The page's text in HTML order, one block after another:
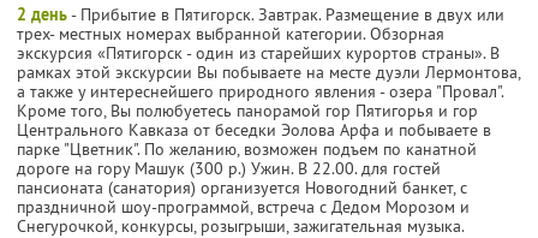
2 день- Прибытие в Пятигорск. Завтрак. Размещение в двух или
трех- местных номерах выбранной категории. Обзорная
экскурсия «Пятигорск - один из старейших курортов страны». В
рамках этой экскурсии Вы побываете на месте дуэли Лермонтова,
а также у интереснейшего природного явления - озера "Провал".
Кроме того, Вы полюбуетесь панорамой гор Пятигорья и гор
Центрального Кавказа от беседки Эолова Арфа и побываете в
парке "Цветник". По желанию, возможен подъем по канатной
дороге на гору Машук (300 р.) Ужин. В 22.00. для гостей
пансионата (санатория) организуется Новогодний банкет, с
праздничной шоу-программой, встреча с Дедом Морозом и
Снегурочкой, конкурсы, розыгрыши, зажигательная музыка.